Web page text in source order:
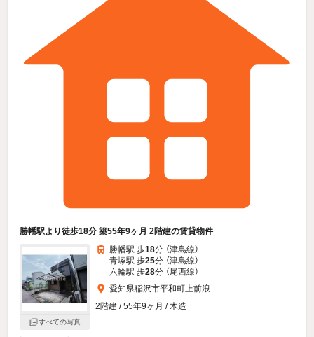
勝幡駅より徒歩18分 築55年9ヶ月 2階建の賃貸物件
すべての写真
勝幡駅 歩18分 （津島線）
青塚駅 歩25分 （津島線）
六輪駅 歩28分 （尾西線）
愛知県稲沢市平和町上前浪
2階建 / 55年9ヶ月 / 木造